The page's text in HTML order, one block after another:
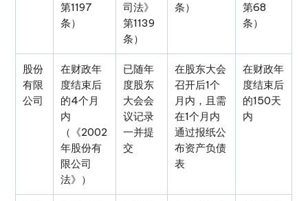
第1197
条）
司法》
第1139
条）
条）
第68
条）
股份
有限
公司
在财政年
度结束后
的4个月
内
（《2002
年股份有
限公司
法》）
已随年
度股东
大会会
议记录
一并提
交
在股东大会
召开后1个
月内，且需
在1个月内
通过报纸公
布资产负债
表
在财政年
度结束后
的150天
内